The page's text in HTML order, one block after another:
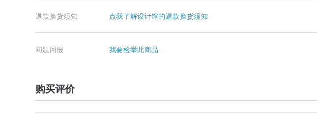
退款换货须知 点我了解设计馆的退款换货须知
问题回报 我要检举此商品
购买评价